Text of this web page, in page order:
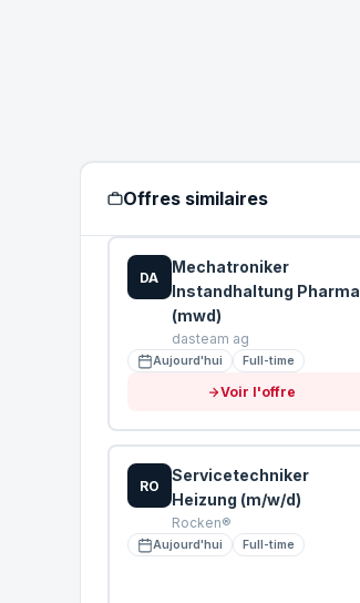
Offres similaires
DA
Mechatroniker
Instandhaltung Pharma
(mwd)
dasteam ag
Aujourd'hui Full-time
Voir l'offre
RO
Servicetechniker
Heizung (m/w/d)
Rocken®
Aujourd'hui Full-time